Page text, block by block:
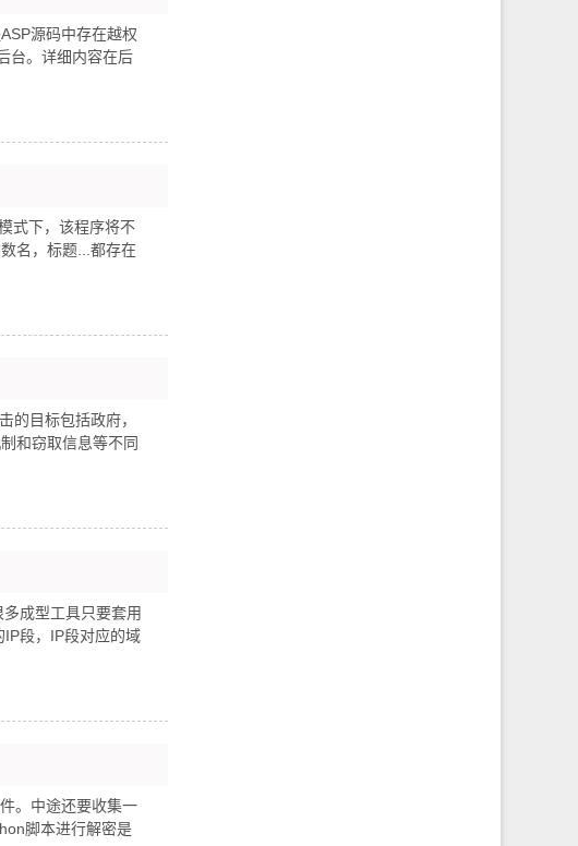
源码中存在越权
台。详细内容在后
式下，该程序将不
名，标题...都存在
的目标包括政府，
和窃取信息等不同
成型工具只要套用
段，IP段对应的域
。中途还要收集一
脚本进行解密是